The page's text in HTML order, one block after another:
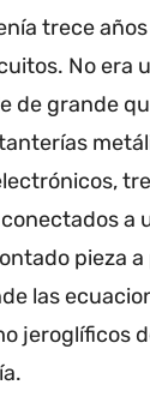
trece
No era
de grande
a
pieza a
las
jeroglíficos